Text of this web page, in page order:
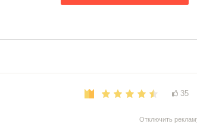
35
Отключить